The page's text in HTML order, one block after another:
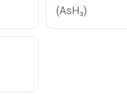
(AsH₃)